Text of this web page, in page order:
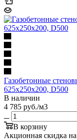
Газобетонные
625х250х200, D500
В наличии
4 785 руб./м3
В корзину
Акционная скидка